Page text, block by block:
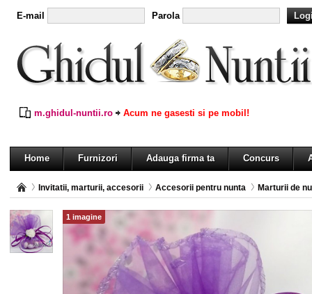
E-mail Parola
m.ghidul-nuntii.ro Acum ne gasesti si pe mobil!
Home Furnizori Adauga firma ta Concurs
Invitatii, marturii, accesorii Accesorii pentru nunta Marturii de
1 imagine